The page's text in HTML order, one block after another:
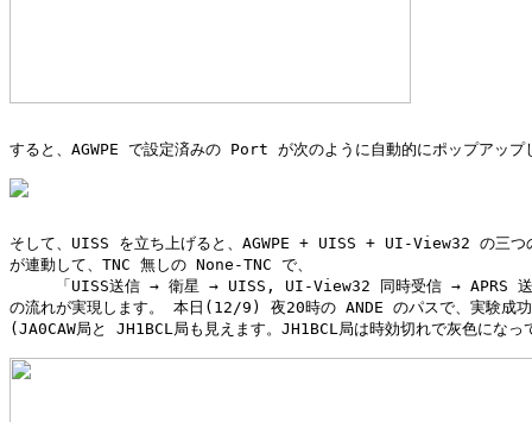
すると、AGWPE で設定済みの Port が次のように自動的にポップアップ
そして、UISS を立ち上げると、AGWPE + UISS + UI-View32 の三つ
が連動して、TNC 無しの None-TNC で、
「UISS送信 → 衛星 → UISS, UI-View32 同時受信 → APRS 送
の流れが実現します。 本日(12/9) 夜20時の ANDE のパスで、実験成功
(JA0CAW局と JH1BCL局も見えます。JH1BCL局は時効切れで灰色になっ